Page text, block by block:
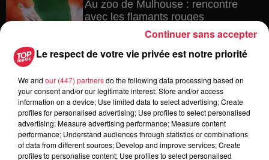
Au zoo de Mulhouse : rencontre
avec les flamants rouges
Les dernières infos sur la venue du
pape à Metz en septembre
5 août 2026
Le respect de votre vie privée est notre priorité
We and our (447) partnersdo the following data processing based on
your consent and/or our legitimate interest: Store and/or access
information on a device; Use limited data to select advertising; Create
profiles for personalised advertising; Use profiles to select personalised
advertising; Measure advertising performance; Measure content
performance; Understand audiences through statistics or combinations
of data from different sources; Develop and improve services; Create
profiles to personalise content; Use profiles to select personalised
Continuer sans accepter